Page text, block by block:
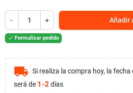
- + Añadir
 Formalizar pedido
local_shipping Si realiza la compra hoy, la
será de 1-2 días